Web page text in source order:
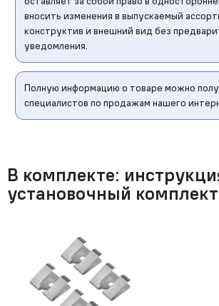
вносить изменения в выпускаемый
конструктив и внешний вид без
уведомления.
Полную информацию о товаре можно
специалистов по продажам нашего
В комплекте:
установочный комплект